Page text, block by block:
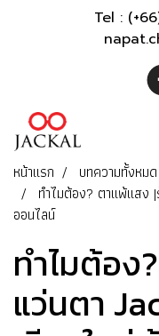
Tel :
หน้าแรก บทความทั้งหมด
ทำไมต้อง? ตาแพ้แสง
ออนไลน์
ทำไมต้อง
แว่นตา